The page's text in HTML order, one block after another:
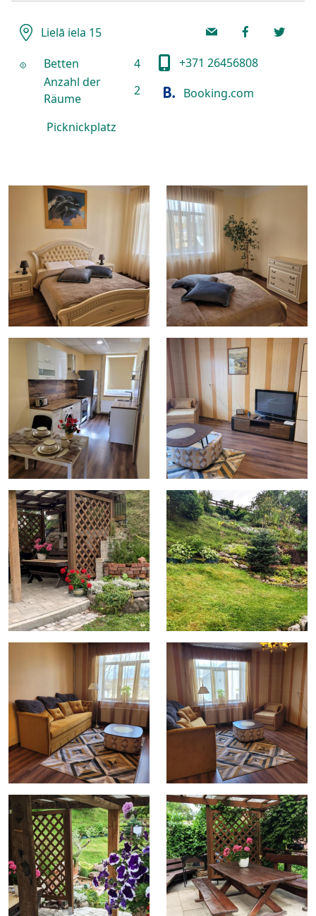
Lielā iela 15
Betten
4
Anzahl der
Räume
2
Picknickplatz
+371 26456808
Booking.com